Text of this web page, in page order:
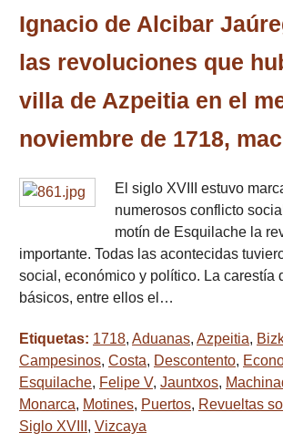
Ignacio de Alcibar
las revoluciones que
villa de Azpeitia en el
noviembre de 1718,
El siglo XVIII estuvo
numerosos conflicto
motín de Esquilache la
importante. Todas las acontecidas
social, económico y político. La carestía
básicos, entre ellos el…
Etiquetas: 1718, Aduanas, Azpeitia,
Campesinos, Costa, Descontento,
Esquilache, Felipe V, Jauntxos,
Monarca, Motines, Puertos, Revueltas
Siglo XVIII , Vizcaya